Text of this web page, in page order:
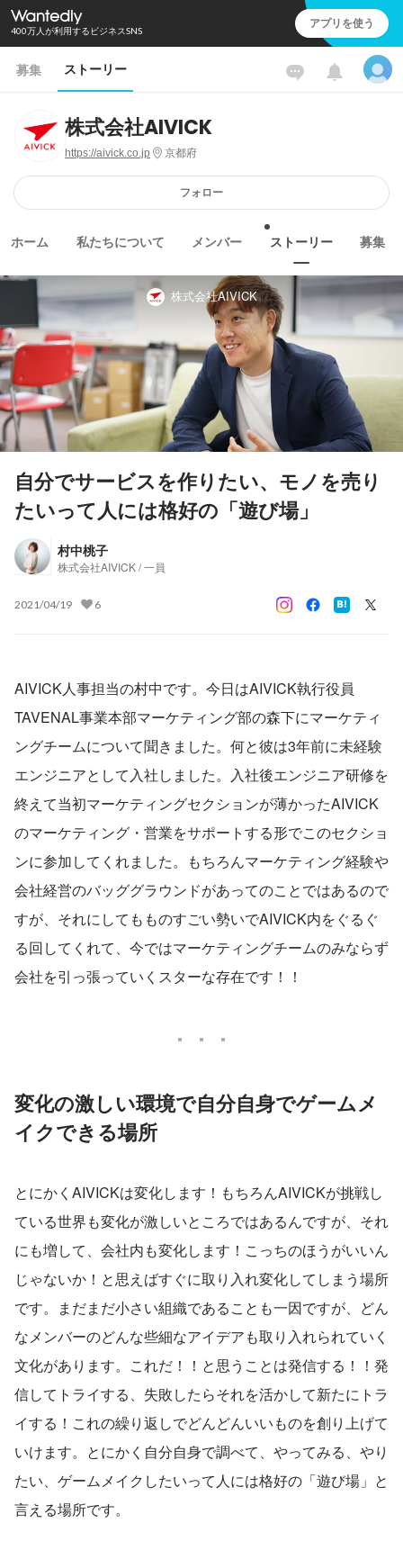
400万人が利用するビジネスSNS アプリを使う
募集 ストーリー
株式会社AIVICK
https://aivick.co.jp 京都府
フォロー
ホーム 私たちについて メンバー ストーリー 募集
株式会社AIVICK
自分でサービスを作りたい、モノを売り
たいって人には格好の「遊び場」
村中桃子
株式会社AIVICK / 一員
2021/04/19 6
AIVICK人事担当の村中です。今日はAIVICK執行役員
TAVENAL事業本部マーケティング部の森下にマーケティ
ングチームについて聞きました。何と彼は3年前に未経験
エンジニアとして入社しました。入社後エンジニア研修を
終えて当初マーケティングセクションが薄かったAIVICK
のマーケティング・営業をサポートする形でこのセクショ
ンに参加してくれました。もちろんマーケティング経験や
会社経営のバッググラウンドがあってのことではあるので
すが、それにしてもものすごい勢いでAIVICK内をぐるぐ
る回してくれて、今ではマーケティングチームのみならず
会社を引っ張っていくスターな存在です！！
変化の激しい環境で自分自身でゲームメ
イクできる場所
とにかくAIVICKは変化します！もちろんAIVICKが挑戦し
ている世界も変化が激しいところではあるんですが、それ
にも増して、会社内も変化します！こっちのほうがいいん
じゃないか！と思えばすぐに取り入れ変化してしまう場所
です。まだまだ小さい組織であることも一因ですが、どん
なメンバーのどんな些細なアイデアも取り入れられていく
文化があります。これだ！！と思うことは発信する！！発
信してトライする、失敗したらそれを活かして新たにトラ
イする！これの繰り返しでどんどんいいものを創り上げて
いけます。とにかく自分自身で調べて、やってみる、やり
たい、ゲームメイクしたいって人には格好の「遊び場」と
言える場所です。